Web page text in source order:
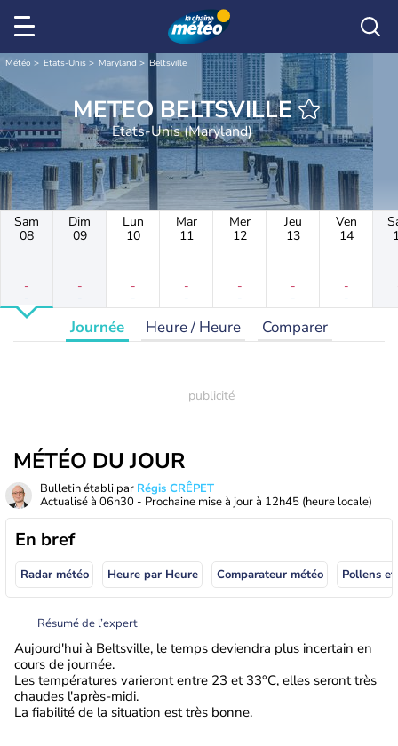
Météo Etats-Unis Maryland Beltsville
METEO BELTSVILLE
Etats-Unis (Maryland)
Sam
08
-
-
Dim
09
-
-
Lun
10
-
-
Mar
11
-
-
Mer
12
-
-
Jeu
13
-
-
Ven
14
-
-
Journée Heure / Heure Comparer
MÉTÉO DU JOUR
Bulletin établi par Régis CRÊPET
Actualisé à 06h30 - Prochaine mise à jour à 12h45 (heure locale)
En bref
Radar météo Heure par Heure Comparateur météo Pollens
Résumé de l’expert
Aujourd'hui à Beltsville, le temps deviendra plus incertain en
cours de journée.
Les températures varieront entre 23 et 33°C, elles seront très
chaudes l'après-midi.
La fiabilité de la situation est très bonne.